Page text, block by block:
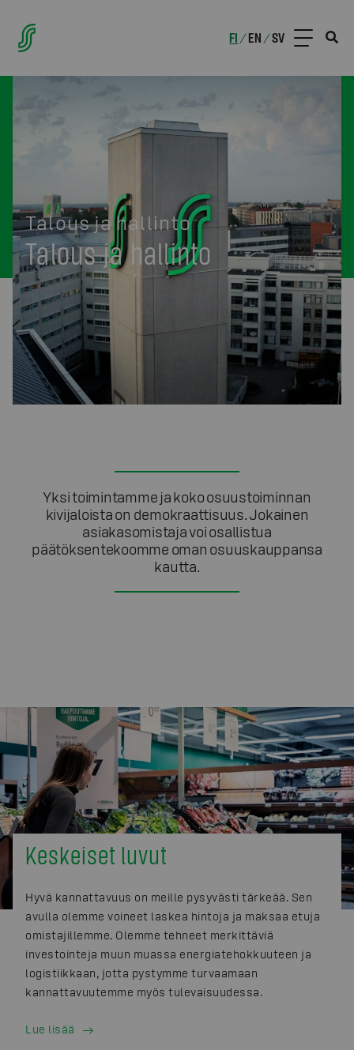
FI /EN /SV
Talous ja hallinto
Talous ja hallinto
Yksi toimintamme ja koko osuustoiminnan
kivijaloista on demokraattisuus. Jokainen
asiakasomistaja voi osallistua
päätöksentekoomme oman osuuskauppansa
kautta.
Keskeiset luvut
Hyvä kannattavuus on meille pysyvästi tärkeää. Sen
avulla olemme voineet laskea hintoja ja maksaa etuja
omistajillemme. Olemme tehneet merkittäviä
investointeja muun muassa energiatehokkuuteen ja
logistiikkaan, jotta pystymme turvaamaan
kannattavuutemme myös tulevaisuudessa.
Lue lisää